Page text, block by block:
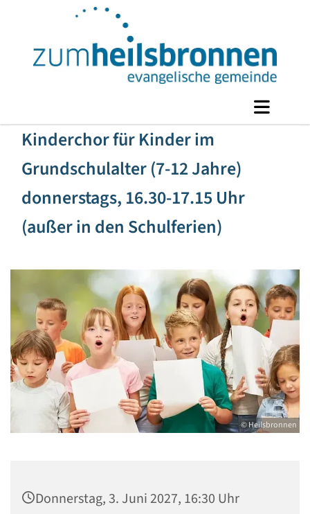
Kinderchor für Kinder im
Grundschulalter (7-12 Jahre)
donnerstags, 16.30-17.15 Uhr
(außer in den Schulferien)
© Heilsbronnen
Donnerstag, 3. Juni 2027, 16:30 Uhr